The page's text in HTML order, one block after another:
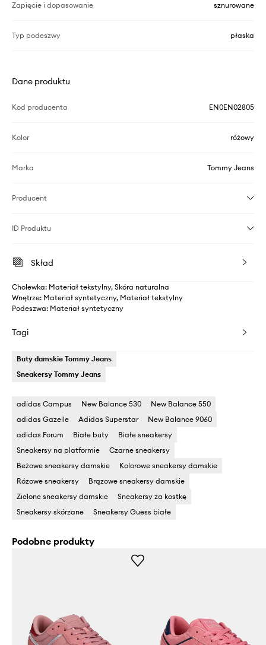
Zapięcie i dopasowanie sznurowane
Typ podeszwy płaska
Dane produktu
Kod producenta EN0EN02805
Kolor różowy
Marka Tommy Jeans
Producent
ID Produktu
Skład
Cholewka: Materiał tekstylny, Skóra naturalna
Wnętrze: Materiał syntetyczny, Materiał tekstylny
Podeszwa: Materiał syntetyczny
Tagi
Buty damskie Tommy Jeans
Sneakersy Tommy Jeans
adidas Campus New Balance 530
New Balance 550
adidas Gazelle
Adidas Superstar
New Balance 9060
adidas Forum
Białe buty
Białe sneakersy
Sneakersy na platformie
Czarne sneakersy
Beżowe sneakersy damskie
Kolorowe sneakersy damskie
Różowe sneakersy
Brązowe sneakersy damskie
Zielone sneakersy damskie
Sneakersy za kostkę
Sneakersy skórzane
Sneakersy Guess białe
Podobne produkty